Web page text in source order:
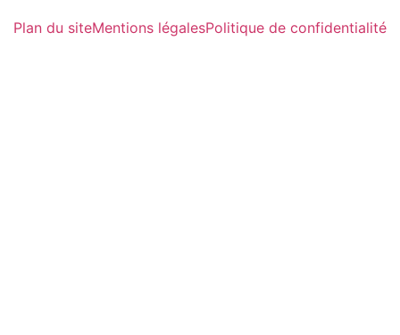
Plan du siteMentions légalesPolitique de confidentialité